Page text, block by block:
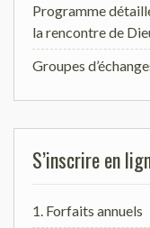
Programme
la rencontre de
Groupes
S’inscrire en
1. Forfaits annuels